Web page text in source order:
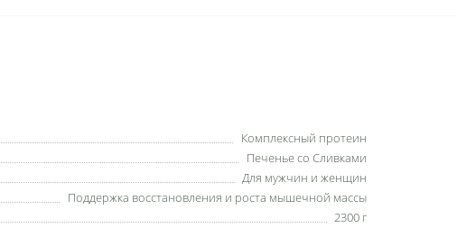
Комплексный протеин
Печенье со Сливками
Для мужчин и женщин
Поддержка восстановления и роста мышечной массы
2300 г